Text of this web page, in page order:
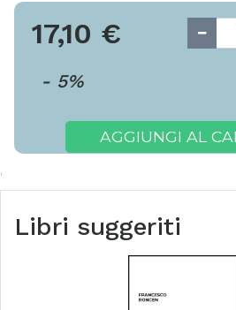
17,10 €
- 5%
AGGIUNGI AL
Libri suggeriti